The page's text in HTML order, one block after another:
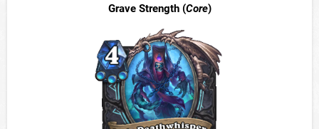
Grave Strength (Core)